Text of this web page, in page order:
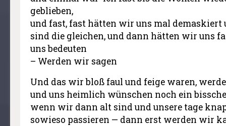
geblieben,
und fast, fast hätten wir uns mal demaskiert
sind die gleichen, und dann hätten wir uns
uns bedeuten
– Werden wir sagen
Und das wir bloß faul und feige waren,
und uns heimlich wünschen noch ein
wenn wir dann alt sind und unsere tage
sowieso passieren — dann erst werden wir